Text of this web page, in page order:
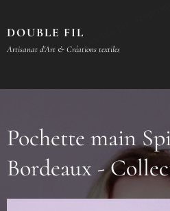
DOUBLE FIL
Artisanat d'Art & Créations textiles
Pochette main
Bordeaux -
© Double Fil -